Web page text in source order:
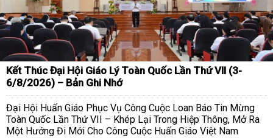
Kết Thúc Đại Hội Giáo Lý Toàn Quốc Lần Thứ VII (3-
6/8/2026) – Bản Ghi Nhớ
Đại Hội Huấn Giáo Phục Vụ Công Cuộc Loan Báo Tin Mừng
Toàn Quốc Lần Thứ VII – Khép Lại Trong Hiệp Thông, Mở Ra
Một Hướng Đi Mới Cho Công Cuộc Huấn Giáo Việt Nam